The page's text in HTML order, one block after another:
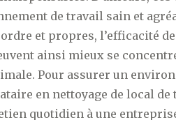
de travail sain et
et propres, l’efficacité
ainsi mieux se
Pour assurer un
en nettoyage de local
quotidien à une